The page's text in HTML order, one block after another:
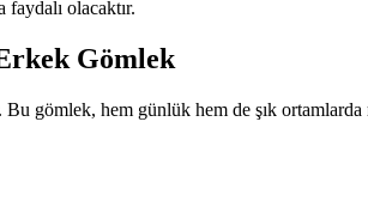
olacaktır.
Gömlek
gömlek, hem günlük hem de şık